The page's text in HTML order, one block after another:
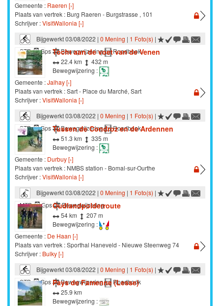
Gemeente : Raeren [›]
Plaats van vertrek : Burg Raeren - Burgstrasse , 101
Schrijver :VisitWallonia [›]
Bijgewerkt 03/08/2022 | 0 Mening | 1 Foto(s) |
STB
Gps Bewegwijzering Roadbook
Tocht aan de voet van de Venen
22.4 km
432 m
Bewegwijzering :
Gemeente :Jalhay [›]
Plaats van vertrek : Sart - Place du Marché, Sart
Schrijver :VisitWallonia [›]
Bijgewerkt 03/08/2022 | 0 Mening | 1 Foto(s) |
STB
Gps Bewegwijzering Roadbook
Tussen de Condroz en de Ardennen
51.3 km
335 m
Bewegwijzering :
Gemeente : Durbuy [›]
Plaats van vertrek : NMBS station - Bomal-sur-Ourthe
Schrijver :VisitWallonia [›]
Bijgewerkt 03/08/2022 | 0 Mening | 1 Foto(s) |
MTB
Gps Bewegwijzering
Oudlandpolderroute
54 km
207 m
Bewegwijzering :
Gemeente : De Haan [›]
Plaats van vertrek : Sporthal Haneveld - Nieuwe Steenweg 74
Schrijver : Bulky [›]
Bijgewerkt 03/08/2022 | 0 Mening | 1 Foto(s) |
STB
Gps Bewegwijzering Roadbook
Pays de Famenne (Lesse)
25.9 km
Bewegwijzering :